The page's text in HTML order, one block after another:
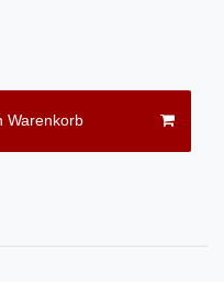
Warenkorb